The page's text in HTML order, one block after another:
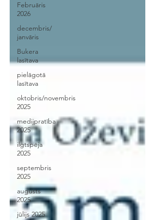
Februāris
2026
decembris/
janvāris
Bukera
lasītava
pielāgotā
lasītava
oktobris/novembris
2025
medijpratība
2025
ilgtspēja
2025
septembris
2025
augusts
2025
jūlijs 2025